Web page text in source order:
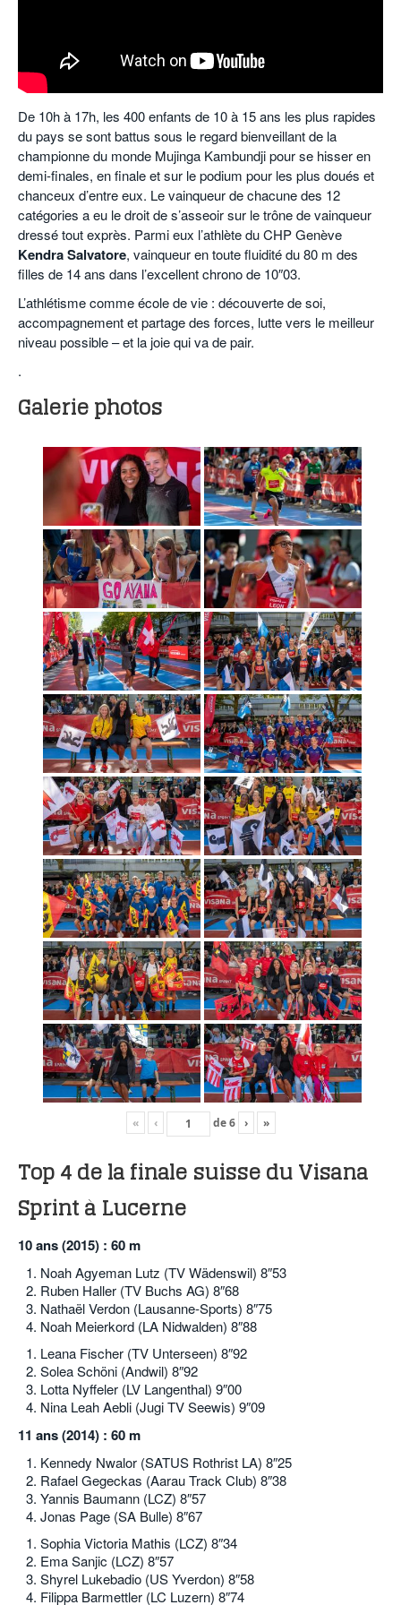
De 10h à 17h, les 400 enfants de 10 à 15 ans les plus rapides
du pays se sont battus sous le regard bienveillant de la
championne du monde Mujinga Kambundji pour se hisser en
demi-finales, en finale et sur le podium pour les plus doués et
chanceux d’entre eux. Le vainqueur de chacune des 12
catégories a eu le droit de s’asseoir sur le trône de vainqueur
dressé tout exprès. Parmi eux l’athlète du CHP Genève
Kendra Salvatore, vainqueur en toute fluidité du 80 m des
filles de 14 ans dans l’excellent chrono de 10″03.
L’athlétisme comme école de vie : découverte de soi,
accompagnement et partage des forces, lutte vers le meilleur
niveau possible – et la joie qui va de pair.
.
Galerie photos
« ‹ de6 › »
Top 4 de la finale suisse du Visana
Sprint à Lucerne
10 ans (2015) : 60 m
Noah Agyeman Lutz (TV Wädenswil) 8″53
Ruben Haller (TV Buchs AG) 8″68
Nathaël Verdon (Lausanne-Sports) 8″75
Noah Meierkord (LA Nidwalden) 8″88
Leana Fischer (TV Unterseen) 8″92
Solea Schöni (Andwil) 8″92
Lotta Nyffeler (LV Langenthal) 9″00
Nina Leah Aebli (Jugi TV Seewis) 9″09
11 ans (2014) : 60 m
Kennedy Nwalor (SATUS Rothrist LA) 8″25
Rafael Gegeckas (Aarau Track Club) 8″38
Yannis Baumann (LCZ) 8″57
Jonas Page (SA Bulle) 8″67
Sophia Victoria Mathis (LCZ) 8″34
Ema Sanjic (LCZ) 8″57
Shyrel Lukebadio (US Yverdon) 8″58
Filippa Barmettler (LC Luzern) 8″74